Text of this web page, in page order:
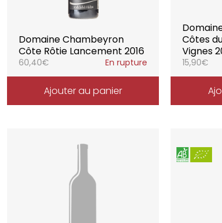
Domaine Chambeyron
Côte Rôtie Lancement 2016
60,40€ En rupture
Ajouter au panier
Côtes
Vignes
15,90€